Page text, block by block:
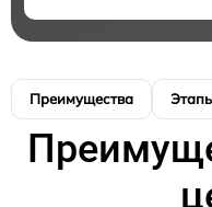
Преимущества